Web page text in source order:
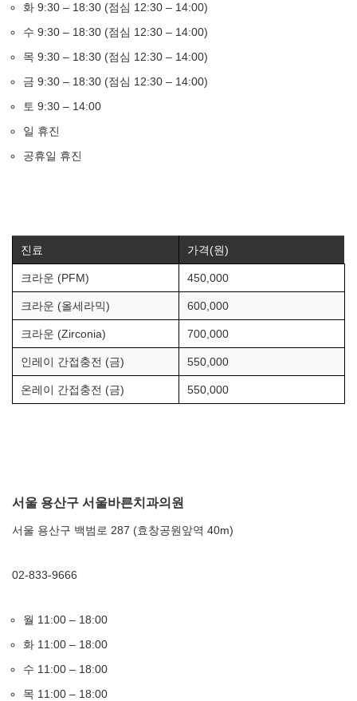
화 9:30 – 18:30 (점심 12:30 – 14:00)
수 9:30 – 18:30 (점심 12:30 – 14:00)
목 9:30 – 18:30 (점심 12:30 – 14:00)
금 9:30 – 18:30 (점심 12:30 – 14:00)
토 9:30 – 14:00
일 휴진
공휴일 휴진
진료 가격(원)
크라운 (PFM) 450,000
크라운 (올세라믹) 600,000
크라운 (Zirconia) 700,000
인레이 간접충전 (금) 550,000
온레이 간접충전 (금) 550,000
서울 용산구 서울바른치과의원
서울 용산구 백범로 287 (효창공원앞역 40m)
02-833-9666
월 11:00 – 18:00
화 11:00 – 18:00
수 11:00 – 18:00
목 11:00 – 18:00